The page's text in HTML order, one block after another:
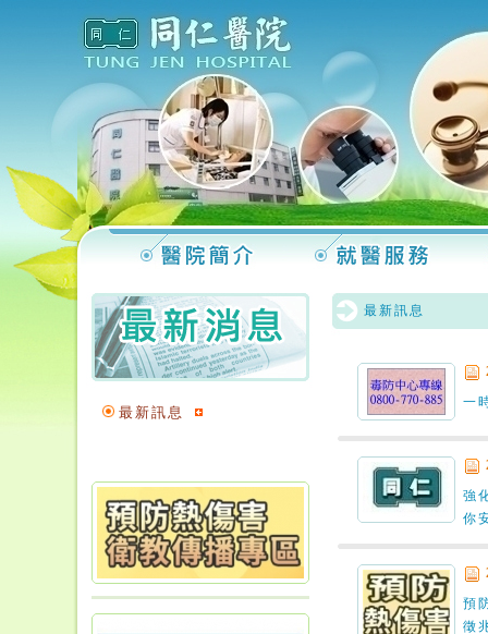
最新訊息
最新訊息
一
強
你
預
徵